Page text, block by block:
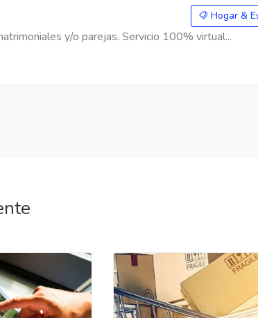
Hogar &
y/o parejas. Servicio 100% virtual...